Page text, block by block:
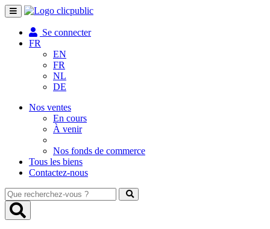
Toggle
navigation
Se connecter
FR
EN
FR
NL
DE
Nos ventes
En cours
À venir
Nos fonds de commerce
Tous les biens
Contactez-nous
Que
recherchez-
vous